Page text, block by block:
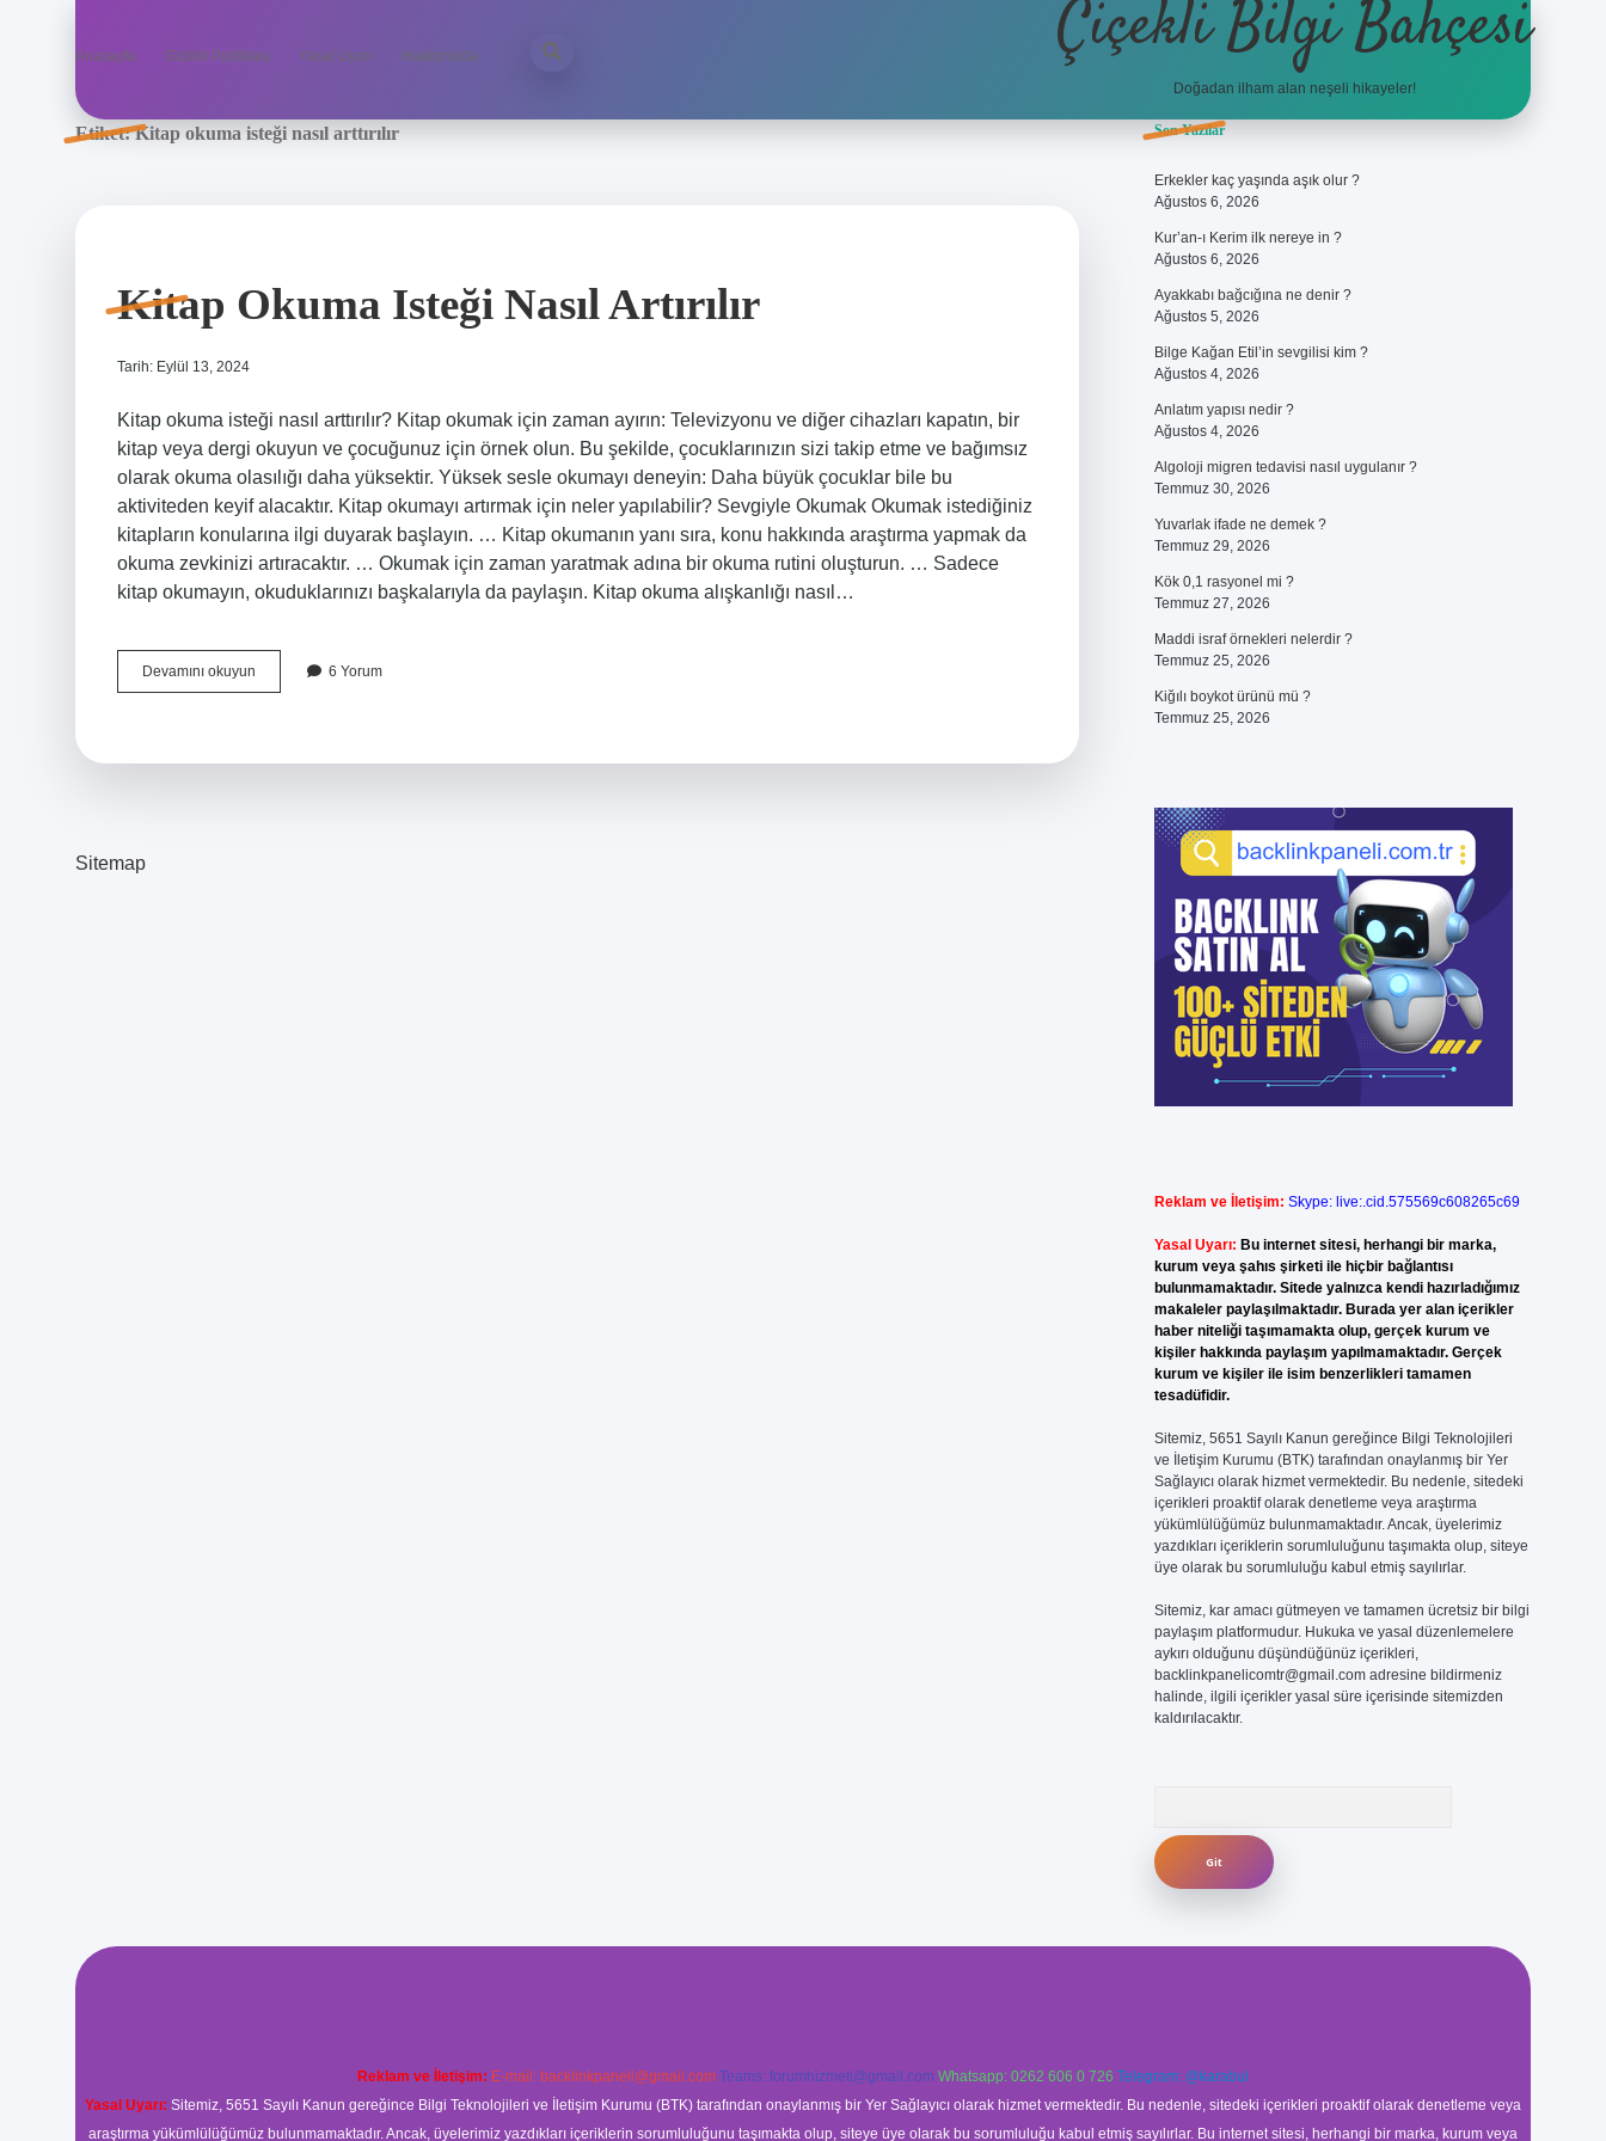
Anasayfa Gizlilik Politikası Yasal Uyarı Hakkımızda Çiçekli Bilgi Bahçesi
Doğadan ilham alan neşeli hikayeler!
Etiket:Kitap okuma isteği nasıl arttırılır
Kitap Okuma Isteği Nasıl Artırılır
Tarih: Eylül 13, 2024
Kitap okuma isteği nasıl arttırılır? Kitap okumak için zaman ayırın: Televizyonu ve diğer cihazları kapatın, bir
kitap veya dergi okuyun ve çocuğunuz için örnek olun. Bu şekilde, çocuklarınızın sizi takip etme ve bağımsız
olarak okuma olasılığı daha yüksektir. Yüksek sesle okumayı deneyin: Daha büyük çocuklar bile bu
aktiviteden keyif alacaktır. Kitap okumayı artırmak için neler yapılabilir? Sevgiyle Okumak Okumak istediğiniz
kitapların konularına ilgi duyarak başlayın. … Kitap okumanın yanı sıra, konu hakkında araştırma yapmak da
okuma zevkinizi artıracaktır. … Okumak için zaman yaratmak adına bir okuma rutini oluşturun. … Sadece
kitap okumayın, okuduklarınızı başkalarıyla da paylaşın. Kitap okuma alışkanlığı nasıl…
Devamını okuyun
Okuma
6 Yorum
Sitemap
Sidebar
Son Yazılar
Erkekler kaç yaşında aşık olur ?
Ağustos 6, 2026
Kur’an-ı Kerim ilk nereye in ?
Ağustos 6, 2026
Ayakkabı bağcığına ne denir ?
Ağustos 5, 2026
Bilge Kağan Etil’in sevgilisi kim ?
Ağustos 4, 2026
Anlatım yapısı nedir ?
Ağustos 4, 2026
Algoloji migren tedavisi nasıl uygulanır ?
Temmuz 30, 2026
Yuvarlak ifade ne demek ?
Temmuz 29, 2026
Kök 0,1 rasyonel mi ?
Temmuz 27, 2026
Maddi israf örnekleri nelerdir ?
Temmuz 25, 2026
Kiğılı boykot ürünü mü ?
Temmuz 25, 2026
Reklam ve İletişim: Skype: live:.cid.575569c608265c69
Yasal Uyarı: Bu internet sitesi, herhangi bir marka,
kurum veya şahıs şirketi ile hiçbir bağlantısı
bulunmamaktadır. Sitede yalnızca kendi hazırladığımız
makaleler paylaşılmaktadır. Burada yer alan içerikler
haber niteliği taşımamakta olup, gerçek kurum ve
kişiler hakkında paylaşım yapılmamaktadır. Gerçek
kurum ve kişiler ile isim benzerlikleri tamamen
tesadüfidir.
Sitemiz, 5651 Sayılı Kanun gereğince Bilgi Teknolojileri
ve İletişim Kurumu (BTK) tarafından onaylanmış bir Yer
Sağlayıcı olarak hizmet vermektedir. Bu nedenle, sitedeki
içerikleri proaktif olarak denetleme veya araştırma
yükümlülüğümüz bulunmamaktadır. Ancak, üyelerimiz
yazdıkları içeriklerin sorumluluğunu taşımakta olup, siteye
üye olarak bu sorumluluğu kabul etmiş sayılırlar.
Sitemiz, kar amacı gütmeyen ve tamamen ücretsiz bir bilgi
paylaşım platformudur. Hukuka ve yasal düzenlemelere
aykırı olduğunu düşündüğünüz içerikleri,
backlinkpanelicomtr@gmail.comadresine bildirmeniz
halinde, ilgili içerikler yasal süre içerisinde sitemizden
kaldırılacaktır.
Reklam ve İletişim: E-mail: backlinkpaneli@gmail.com Teams: forumhizmeti@gmail.com Whatsapp: 0262 606 0 726 Telegram: @karabul
Yasal Uyarı: Sitemiz, 5651 Sayılı Kanun gereğince Bilgi Teknolojileri ve İletişim Kurumu (BTK) tarafından onaylanmış bir Yer Sağlayıcı olarak hizmet vermektedir. Bu nedenle, sitedeki içerikleri proaktif olarak denetleme veya
araştırma yükümlülüğümüz bulunmamaktadır. Ancak, üyelerimiz yazdıkları içeriklerin sorumluluğunu taşımakta olup, siteye üye olarak bu sorumluluğu kabul etmiş sayılırlar. Bu internet sitesi, herhangi bir marka, kurum veya